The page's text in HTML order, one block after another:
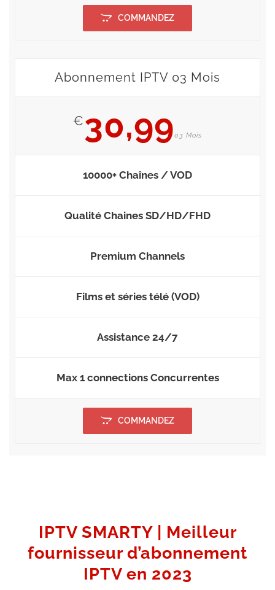
COMMANDEZ
Abonnement IPTV 03 Mois
€30,9903 Mois
10000+ Chaînes / VOD
Qualité Chaines SD/HD/FHD
Premium Channels
Films et séries télé (VOD)
Assistance 24/7
Max 1 connections Concurrentes
COMMANDEZ
IPTV SMARTY | Meilleur
fournisseur d’abonnement
IPTV en 2023